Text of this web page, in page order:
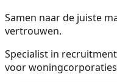
Samen naar de juiste
vertrouwen.
Specialist in
voor